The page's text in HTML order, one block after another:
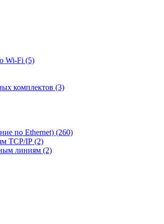
Wi-Fi (5)
комплектов (3)
по Ethernet) (260)
TCP/IP (2)
линиям (2)